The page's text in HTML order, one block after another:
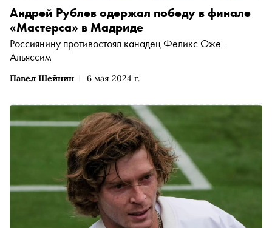
Павел Шейнин 6 мая 2024 г.
Андрей Рублев одержал победу в финале
«Мастерса» в Мадриде
Россиянину противостоял канадец Феликс Оже-
Альяссим